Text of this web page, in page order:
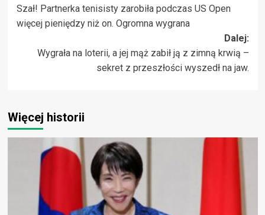
wpisy
Szał! Partnerka tenisisty zarobiła podczas US Open
więcej pieniędzy niż on. Ogromna wygrana
Dalej:
Wygrała na loterii, a jej mąż zabił ją z zimną krwią –
sekret z przeszłości wyszedł na jaw.
Więcej historii